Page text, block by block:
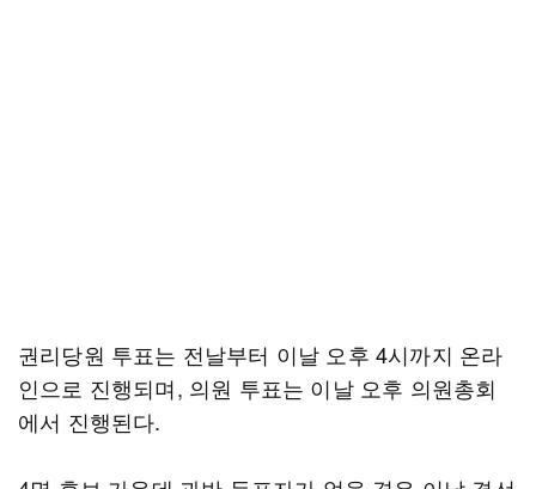
권리당원 투표는 전날부터 이날 오후 4시까지 온라
인으로 진행되며, 의원 투표는 이날 오후 의원총회
에서 진행된다.